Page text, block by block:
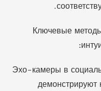
Ключевые
Эхо-камеры в
демонстрируют